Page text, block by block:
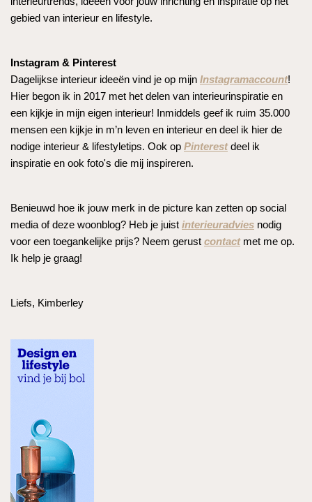
gebied van interieur en lifestyle.
Instagram & Pinterest
Dagelijkse interieur ideeën vind je op mijn Instagramaccount!
Hier begon ik in 2017 met het delen van interieurinspiratie en
een kijkje in mijn eigen interieur! Inmiddels geef ik ruim 35.000
mensen een kijkje in m’n leven en interieur en deel ik hier de
nodige interieur & lifestyletips. Ook op Pinterestdeel ik
inspiratie en ook foto's die mij inspireren.
Benieuwd hoe ik jouw merk in de picture kan zetten op social
media of deze woonblog? Heb je juist interieuradvies nodig
voor een toegankelijke prijs? Neem gerust contactmet me op.
Ik help je graag!
Liefs, Kimberley